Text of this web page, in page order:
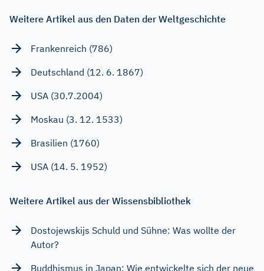
Weitere Artikel aus den Daten der Weltgeschichte
Frankenreich (786)
Deutschland (12. 6. 1867)
USA (30.7.2004)
Moskau (3. 12. 1533)
Brasilien (1760)
USA (14. 5. 1952)
Weitere Artikel aus der Wissensbibliothek
Dostojewskijs Schuld und Sühne: Was wollte der
Autor?
Buddhismus in Japan: Wie entwickelte sich der neue